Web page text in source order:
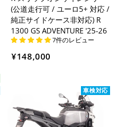
(公道走行可 / ユーロ5+ 対応 /
純正サイドケース非対応) R
1300 GS ADVENTURE '25-26
7件のレビュー
¥148,000
車検対応